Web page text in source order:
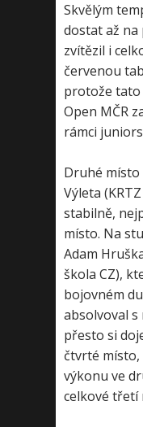
Skvělým
dostat až
zvítězil i
červenou
protože tato
Open MČR
rámci
Druhé
Výleta
stabilně,
místo. Na
Adam
škola CZ),
bojovném
absolvoval
přesto si
čtvrté místo,
výkonu ve
celkové třetí